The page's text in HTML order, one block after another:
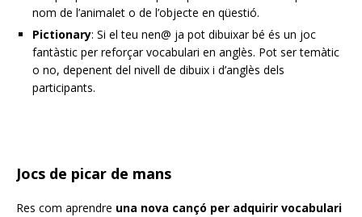
nom de l’animalet o de l’objecte en qüestió.
Pictionary: Si el teu nen@ ja pot dibuixar bé és un joc
fantàstic per reforçar vocabulari en anglès. Pot ser temàtic
o no, depenent del nivell de dibuix i d’anglès dels
participants.
Jocs de picar de mans
Res com aprendre una nova cançó per adquirir vocabulari